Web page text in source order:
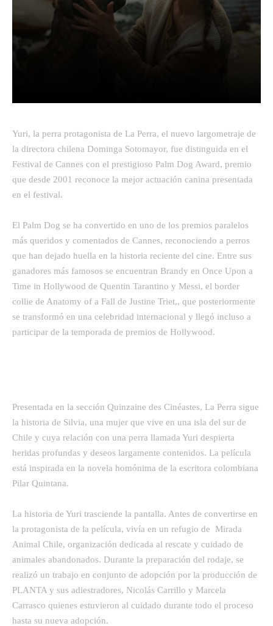
Yuri, la perra protagonista de La Perra, el nuevo largometraje de
la directora chilena Dominga Sotomayor, fue distinguida en el
Festival de Cannes con el prestigioso Palm Dog Award, premio
que desde 2001 reconoce la mejor actuación canina presentada
en el festival.
El Palm Dog se ha convertido en uno de los premios paralelos
más queridos y comentados de Cannes, reconociendo a perros
que han dejado huella en la historia reciente del cine. Entre sus
ganadores más famosos se encuentran Brandy en Once Upon a
Time in Hollywood de Quentin Tarantino y Messi, el border
collie de Anatomy of a Fall de Justine Triet,, que posteriormente
se transformó en una celebridad internacional y llegó incluso a
participar de la temporada de premios de Hollywood.
Presentada en la sección Quinzaine des Cinéastes, La Perra sigue
la historia de Silvia, una mujer que vive en una isla del sur de
Chile y cuya relación con una perra llamada Yuri despierta
heridas profundas y deseos largamente contenidos. La película
está inspirada en la novela homónima de la escritora colombiana
Pilar Quintana.
La historia de Yuri trasciende la pantalla. Antes de convertirse en
la protagonista de la película, vivía en un refugio de Mirada
Animal Chile, organización dedicada al rescate y cuidado de
animales abandonados. Durante la preparación del rodaje, se
realizó un trabajo en conjunto de adopción por la producción de
PLANTA y sus adiestradores, Nicolás Carrillo y Marcela
Carrasco quienes estuvieron al cuidado durante todo el proceso
hasta su nueva adopción.